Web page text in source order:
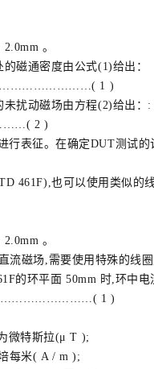
。
磁通密度由公式(1)给出：
……………………( 1 )
扰动磁场由方程(2)给出：:
2 )
表征。在确定DUT测试的
也可以使用类似的
。
磁场,需要使用特殊的线圈
环平面 50mm 时,环中电
I ……………………( 1 )
特斯拉(μ T );
米( A / m );